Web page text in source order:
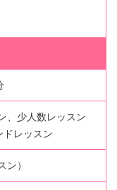
、少人数レッスン
ドレッスン
ン）